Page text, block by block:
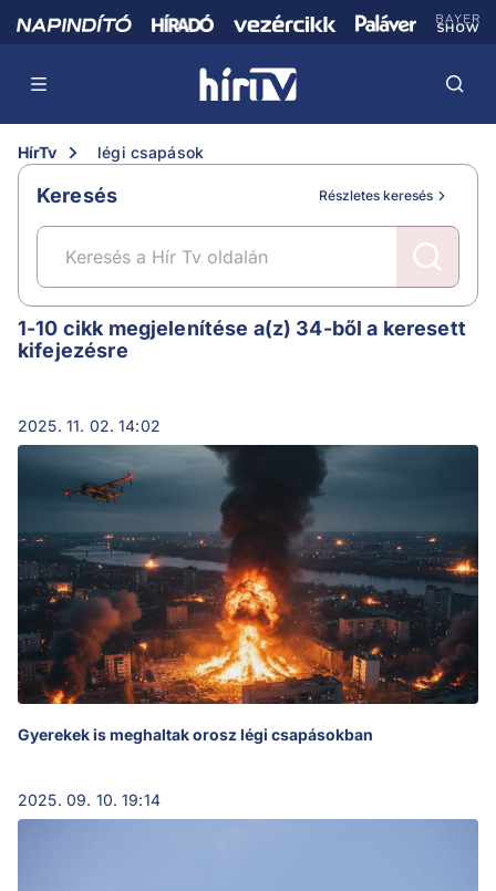
HírTv légi csapások
Keresés Részletes keresés
légi csapások
1-10 cikk megjelenítése a(z) 34-ből a keresett
kifejezésre
2025. 11. 02. 14:02
Gyerekek is meghaltak orosz légi csapásokban
2025. 09. 10. 19:14